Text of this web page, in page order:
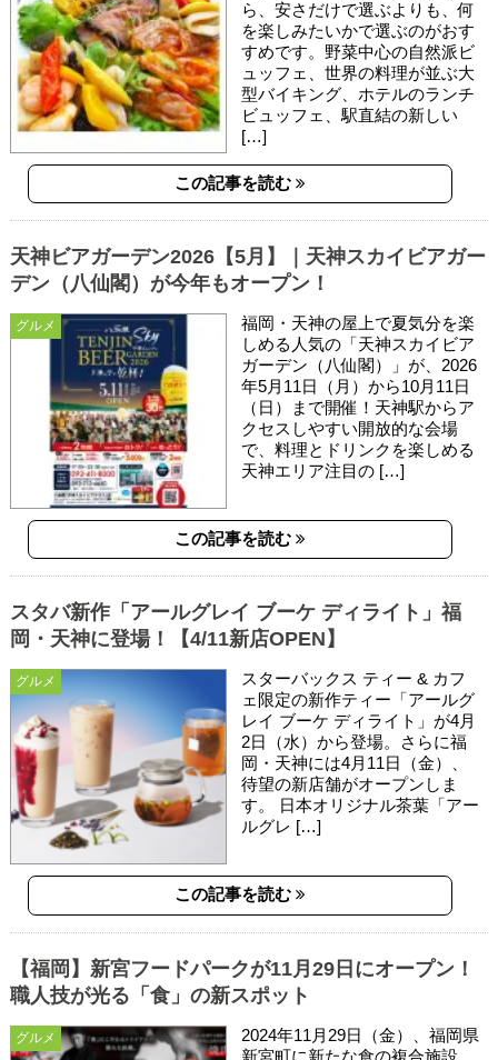
ら、安さだけで選ぶよりも、何
を楽しみたいかで選ぶのがおす
すめです。野菜中心の自然派ビ
ュッフェ、世界の料理が並ぶ大
型バイキング、ホテルのランチ
ビュッフェ、駅直結の新しい
[…]
この記事を読む
グルメ
天神ビアガーデン2026【5月】｜天神スカイビアガー
デン（八仙閣）が今年もオープン！
福岡・天神の屋上で夏気分を楽
しめる人気の「天神スカイビア
ガーデン（八仙閣）」が、2026
年5月11日（月）から10月11日
（日）まで開催！天神駅からア
クセスしやすい開放的な会場
で、料理とドリンクを楽しめる
天神エリア注目の […]
この記事を読む
グルメ
スタバ新作「アールグレイ ブーケ ディライト」福
岡・天神に登場！【4/11新店OPEN】
スターバックス ティー & カフ
ェ限定の新作ティー「アールグ
レイ ブーケ ディライト」が4月
2日（水）から登場。さらに福
岡・天神には4月11日（金）、
待望の新店舗がオープンしま
す。 日本オリジナル茶葉「アー
ルグレ […]
この記事を読む
グルメ
【福岡】新宮フードパークが11月29日にオープン！
職人技が光る「食」の新スポット
2024年11月29日（金）、福岡県
新宮町に新たな食の複合施設